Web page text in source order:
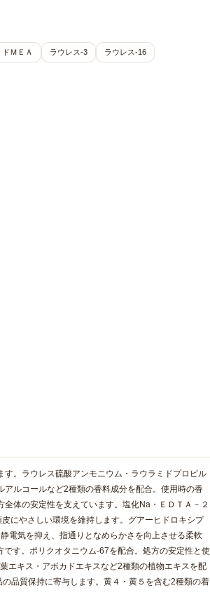
ドＭＥＡ ラウレス-3
ラウレス-16
。ラウレス硫酸アンモニウム・ラウラミドプロピル
ルコールなど2種類の香料成分を配合。使用時の香
体の安定性を支えています。塩化Na・ＥＤＴＡ－２
にやさしい環境を維持します。グアーヒドロキシプ
電気を抑え、指通りとなめらかさを向上させる柔軟
す。ポリクオタニウム-67を配合。処方の安定性と使
エキス・アボカドエキスなど2種類の植物エキスを配
品質保持に寄与します。黄４・黄５を含む2種類の着